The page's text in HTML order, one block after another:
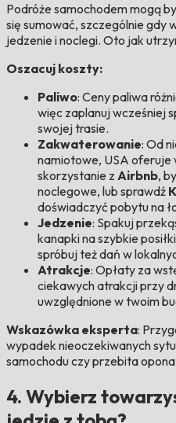
Podróże samochodem mogą
się sumować, szczególnie gdy
jedzenie i noclegi. Oto jak
Oszacuj koszty:
Paliwo: Ceny paliwa
więc zaplanuj wcześniej
swojej trasie.
Zakwaterowanie: Od
namiotowe, USA oferuje
skorzystanie z Airbnb,
noclegowe, lub sprawdź
doświadczyć pobytu na
Jedzenie: Spakuj
kanapki na szybkie
spróbuj też dań w
Atrakcje: Opłaty za
ciekawych atrakcji przy
uwzględnione w twoim
Wskazówka eksperta:
wypadek nieoczekiwanych
samochodu czy przebita
4. Wybierz